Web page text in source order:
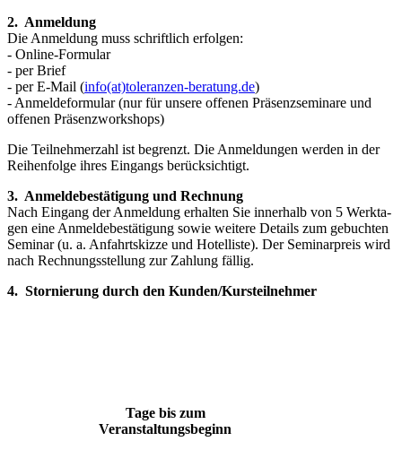
2. Anmeldung
Die Anmeldung muss schriftlich erfolgen:
- Online-Formular
- per Brief
- per E-Mail (info(at)toleranzen-beratung.de)
- Anmeldeformular (nur für unsere offenen Präsenzseminare und
offenen Präsenzworkshops)
Die Teilnehmerzahl ist begrenzt. Die Anmeldungen werden in der
Rei­henfolge ihres Eingangs berücksichtigt.
3. Anmeldebestätigung und Rechnung
Nach Eingang der Anmeldung erhalten Sie innerhalb von 5 Werkta­
gen eine Anmeldebestätigung sowie weitere Details zum gebuchten
Seminar (u. a. Anfahrtskizze und Hotelliste). Der Seminarpreis wird
nach Rechnungsstellung zur Zahlung fällig.
4. Stornierung durch den Kunden/Kursteilnehmer
Tage bis zum
Veranstaltungsbeginn